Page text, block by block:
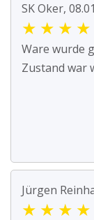
SK Oker,
★ ★ ★ ★
Ware wurde
Zustand war
Jürgen
★ ★ ★ ★